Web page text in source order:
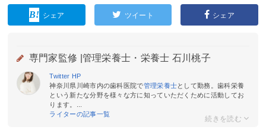
シェア ツイート シェア
専門家監修 | 管理栄養士・栄養士 石川桃子
Twitter HP
神奈川県川崎市内の歯科医院で管理栄養士として勤務。歯科栄養
という新たな分野を様々な方に知っていただくために活動してお
ります。...
ライターの記事一覧